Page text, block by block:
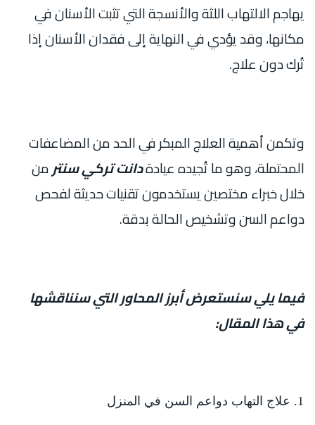
يهاجم الالتهاب اللثة والأنسجة التي تثبت الأسنان في
مكانها، وقد يؤدي في النهاية إلى فقدان الأسنان إذا
تُرك دون علاج.
وتكمن أهمية العلاج المبكر في الحد من المضاعفات
المحتملة، وهو ما تُجيده عيادةدانت تركي سنترمن
خلال خبراء مختصين يستخدمون تقنيات حديثة لفحص
دواعم السن وتشخيص الحالة بدقة.
فيما يلي سنستعرض أبرز المحاور التي سنناقشها
في هذا المقال:
علاج التهاب دواعم السن في المنزل